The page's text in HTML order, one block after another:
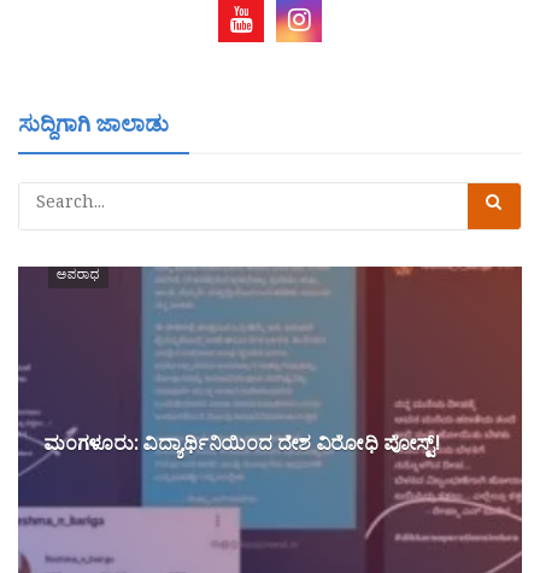
ಸುದ್ದಿಗಾಗಿ ಜಾಲಾಡು
ಅಪರಾಧ
ಮಂಗಳೂರು: ವಿದ್ಯಾರ್ಥಿನಿಯಿಂದ ದೇಶ ವಿರೋಧಿ ಪೋಸ್ಟ್!